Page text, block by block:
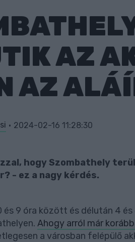
AZ
AZ
2024-02-16 11:28:30
hogy Szombathely
- ez a nagy kérdés.
és 9 óra között és délután 4
Ahogy arról már
a városban felépülő